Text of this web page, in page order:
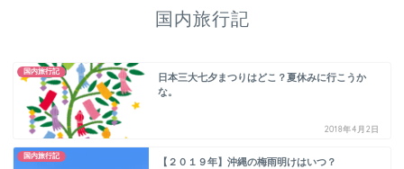
国内旅行記
国内旅行記
日本三大七夕まつりはどこ？夏休みに行こうか
な。
2018年4月2日
国内旅行記
【２０１９年】沖縄の梅雨明けはいつ？